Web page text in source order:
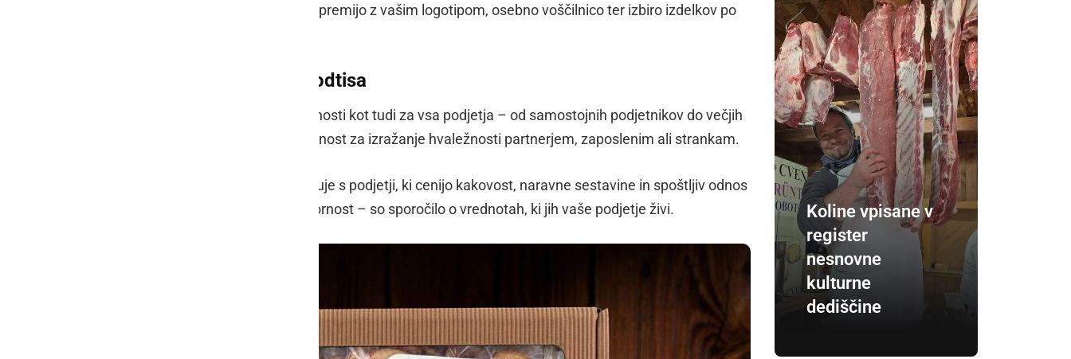
paket po meri. Po želji lahko darila opremijo z vašim logotipom, osebno voščilnico ter izbiro izdelkov po
Darila, ki pustijo vtis – ne odtisa
Darila so primerna za osebne priložnosti kot tudi za vsa podjetja – od samostojnih podjetnikov do večjih
podjetij – in predstavljajo lepo priložnost za izražanje hvaležnosti partnerjem, zaposlenim ali strankam.
Kmetija BeEko tako že več let sodeluje s podjetji, ki cenijo kakovost, naravne sestavine in spoštljiv odnos
do okolja. Njihova darila niso le pozornost – so sporočilo o vrednotah, ki jih vaše podjetje živi.
Koline vpisane v
register
nesnovne
kulturne
dediščine